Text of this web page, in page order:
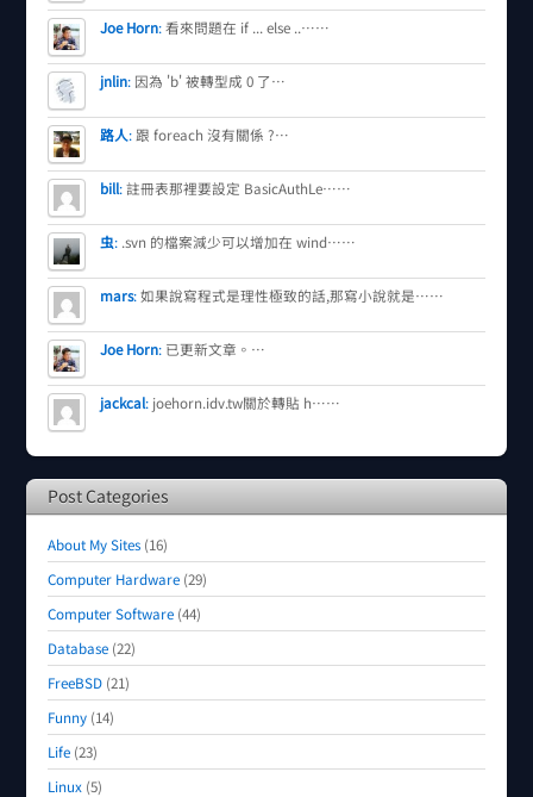
Joe Horn:看來問題在 if ... else ..……
jnlin: 因為 'b' 被轉型成 0 了…
路人: 跟 foreach 沒有關係 ?…
bill:註冊表那裡要設定 BasicAuthLe……
虫: .svn 的檔案減少可以增加在 wind……
mars:如果說寫程式是理性極致的話,那寫小說就是……
Joe Horn: 已更新文章。…
jackcal: joehorn.idv.tw關於轉貼 h……
Post Categories
About My Sites (16)
Computer Hardware (29)
Computer Software (44)
Database (22)
FreeBSD (21)
Funny (14)
Life (23)
Linux (5)